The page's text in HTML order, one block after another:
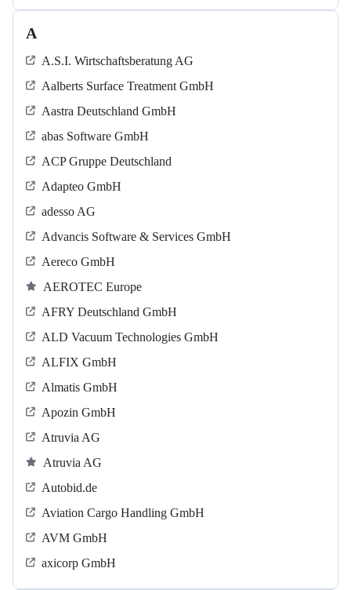
A
A.S.I. Wirtschaftsberatung AG
Aalberts Surface Treatment GmbH
Aastra Deutschland GmbH
abas Software GmbH
ACP Gruppe Deutschland
Adapteo GmbH
adesso AG
Advancis Software & Services GmbH
Aereco GmbH
AEROTEC Europe
AFRY Deutschland GmbH
ALD Vacuum Technologies GmbH
ALFIX GmbH
Almatis GmbH
Apozin GmbH
Atruvia AG
Atruvia AG
Autobid.de
Aviation Cargo Handling GmbH
AVM GmbH
axicorp GmbH